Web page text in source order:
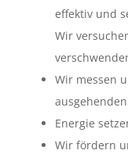
effektiv und
Wir
Wir messen
Energie
Wir fördern